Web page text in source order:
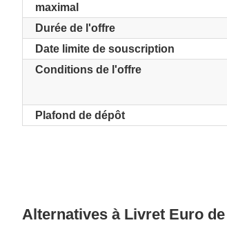
maximal
Durée de l'offre
Date limite de souscription
Conditions de l'offre
Plafond de dépôt
Alternatives à Livret Euro